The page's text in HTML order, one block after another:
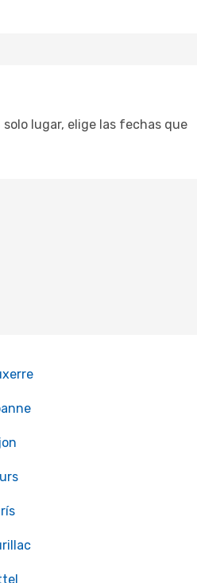
lugar, elige las fechas que